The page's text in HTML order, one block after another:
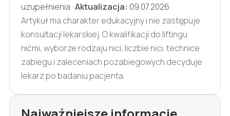
uzupełnienia ·Aktualizacja: 09.07.2026
Artykuł ma charakter edukacyjny i nie zastępuje
konsultacji lekarskiej. O kwalifikacji do liftingu
nićmi, wyborze rodzaju nici, liczbie nici, technice
zabiegu i zaleceniach pozabiegowych decyduje
lekarz po badaniu pacjenta.